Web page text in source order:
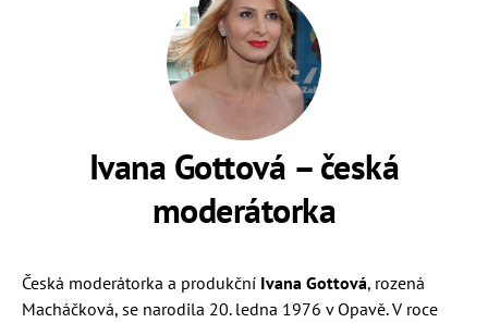
Ivana Gottová – česká
moderátorka
Česká moderátorka a produkční Ivana Gottová, rozená
Macháčková, se narodila 20. ledna 1976 v Opavě. V roce